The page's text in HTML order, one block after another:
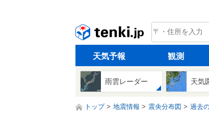
tenki.jp
天気予報 観測
雨雲レーダー 天気
トップ 地震情報 震央分布図 過去